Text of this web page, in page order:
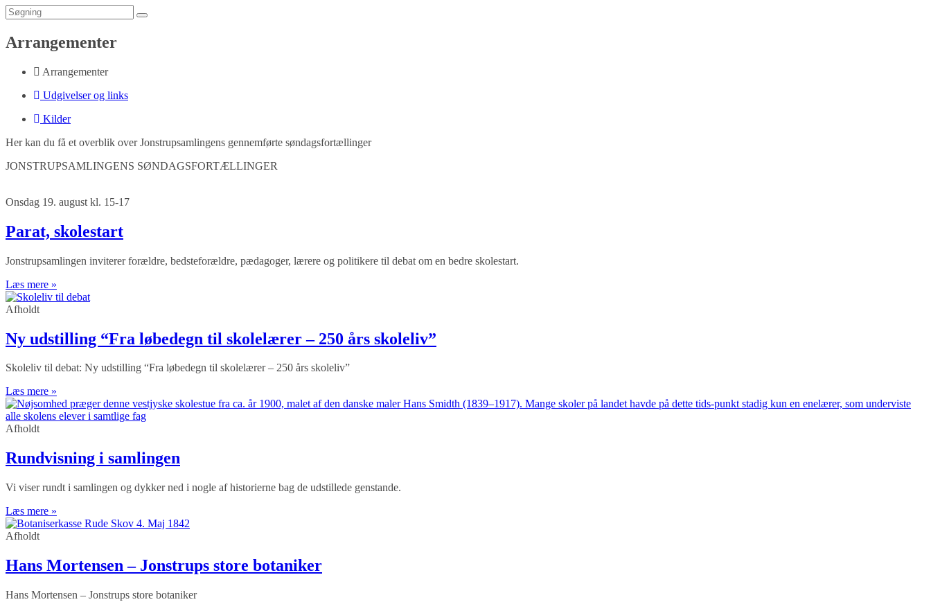
search
Arrangementer
Arrangementer
Udgivelser og links
Kilder
Her kan du få et overblik over Jonstrupsamlingens gennemførte søndagsfortællinger
JONSTRUPSAMLINGENS SØNDAGSFORTÆLLINGER
Onsdag 19. august kl. 15-17
Parat, skolestart
Jonstrupsamlingen inviterer forældre, bedsteforældre, pædagoger, lærere og politikere til debat om en bedre skolestart.
Læs mere »
Afholdt
Ny udstilling “Fra løbedegn til skolelærer – 250 års skoleliv”
Skoleliv til debat: Ny udstilling “Fra løbedegn til skolelærer – 250 års skoleliv”
Læs mere »
Afholdt
Rundvisning i samlingen
Vi viser rundt i samlingen og dykker ned i nogle af historierne bag de udstillede genstande.
Læs mere »
Afholdt
Hans Mortensen – Jonstrups store botaniker
Hans Mortensen – Jonstrups store botaniker